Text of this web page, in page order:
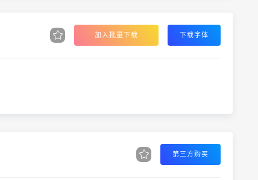
加入批量下载 下载字体
第三方购买